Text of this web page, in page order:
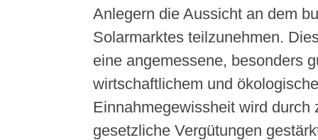
Anlegern die Aussicht an dem
Solarmarktes teilzunehmen.
eine angemessene, besonders
wirtschaftlichem und
Einnahmegewissheit wird durch
gesetzliche Vergütungen